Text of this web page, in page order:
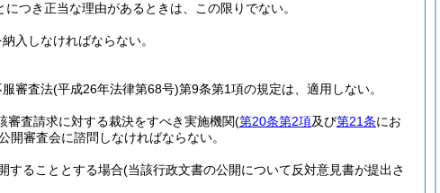
つき正当な理由があるときは、この限りでない。
入しなければならない。
審査法(平成26年法律第68号)第9条第1項の規定は、適用しない。
査請求に対する裁決をすべき実施機関(第20条第2項及び第21条にお
審査会に諮問しなければならない。
することとする場合(当該行政文書の公開について反対意見書が提出さ